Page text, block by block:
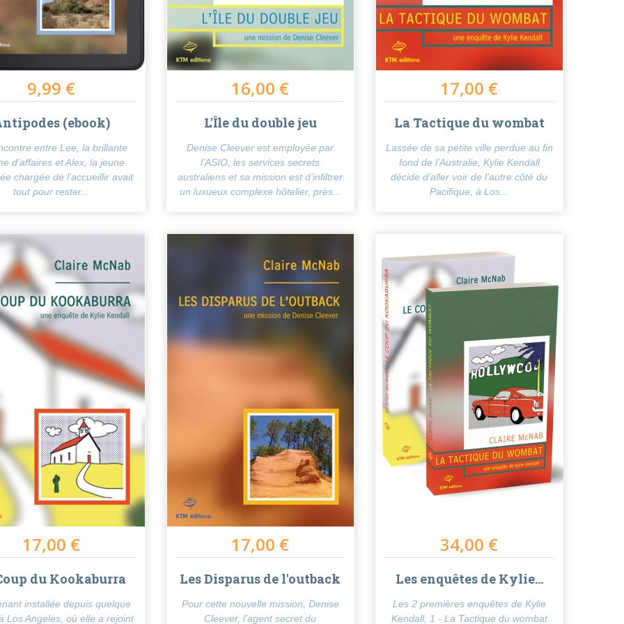
9,99 €
(ebook)
entre Lee, la brillante
d’affaires et Alex, la jeune
chargée de l’accueillir avait
tout pour rester...
16,00 €
L'Île du double jeu
Denise Cleever est employée par
l’ASIO, les services secrets
australiens et sa mission est d’infiltrer
un luxueux complexe hôtelier, près...
17,00 €
La Tactique du wombat
Lassée de sa petite ville perdue au fin
fond de l’Australie, Kylie Kendall
décide d’aller voir de l’autre côté du
Pacifique, à Los...
17,00 €
du Kookaburra
installée depuis quelque
Los Angeles, où elle a rejoint
17,00 €
Les Disparus de l'outback
Pour cette nouvelle mission, Denise
Cleever, l’agent secret du
34,00 €
Les enquêtes de Kylie...
Les 2 premières enquêtes de Kylie
Kendall, 1 - La Tactique du wombat